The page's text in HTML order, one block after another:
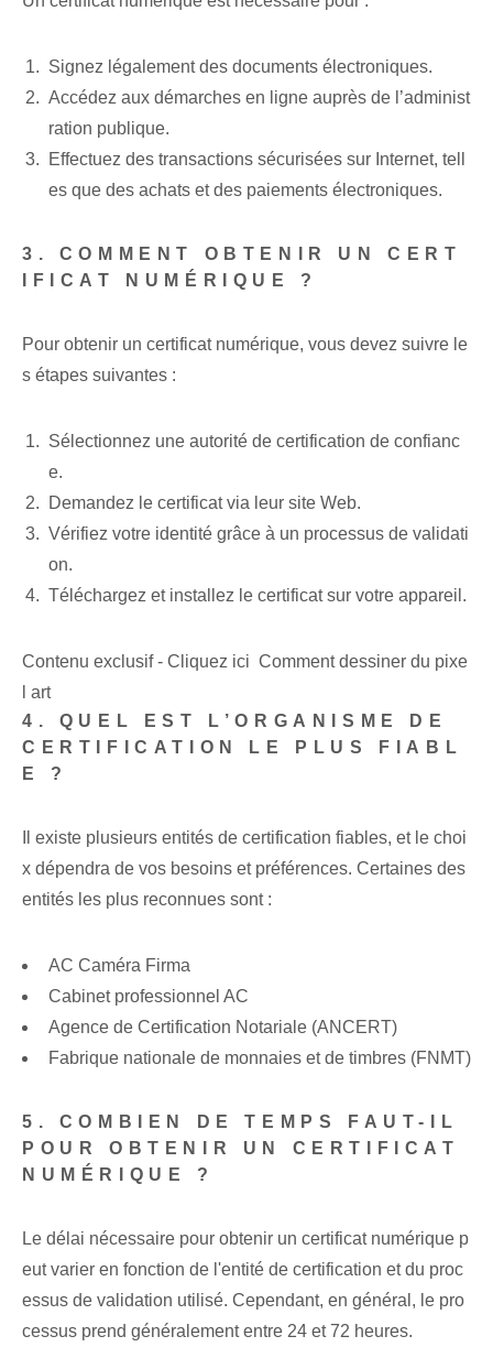
Signez légalement des documents électroniques.
Accédez aux démarches en ligne auprès de l’administ
ration publique.
Effectuez des transactions sécurisées sur Internet, tell
es que des achats et des paiements électroniques.
3. COMMENT OBTENIR UN CERT
IFICAT NUMÉRIQUE ?
Pour obtenir un certificat numérique, vous devez suivre le
s étapes suivantes :
Sélectionnez une autorité de certification de confianc
e.
Demandez le certificat via leur site Web.
Vérifiez votre identité grâce à un processus de validati
on.
Téléchargez et installez le certificat sur votre appareil.
Contenu exclusif - Cliquez ici Comment dessiner du pixe
l art
4. QUEL EST L’ORGANISME DE
CERTIFICATION LE PLUS FIABL
E ?
Il existe plusieurs entités de certification fiables, et le choi
x dépendra de vos besoins et préférences. Certaines des
entités les plus reconnues sont :
AC Caméra Firma
Cabinet professionnel AC
Agence de Certification Notariale (ANCERT)
Fabrique nationale de monnaies et de timbres (FNMT)
5. COMBIEN DE TEMPS FAUT-IL
POUR OBTENIR UN CERTIFICAT
NUMÉRIQUE ?
Le délai nécessaire pour obtenir un certificat numérique p
eut varier en fonction de l'entité de certification et du proc
essus de validation utilisé. Cependant, en général, le pro
cessus prend généralement entre 24 et 72 heures.